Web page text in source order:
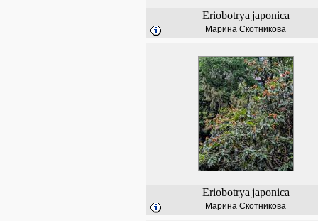
Eriobotrya japonica
Марина Скотникова
Eriobotrya japonica
Марина Скотникова